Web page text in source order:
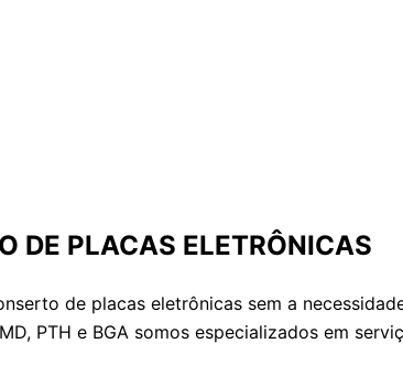
DE PLACAS ELETRÔNICAS
de placas eletrônicas sem a
PTH e BGA somos especializados em